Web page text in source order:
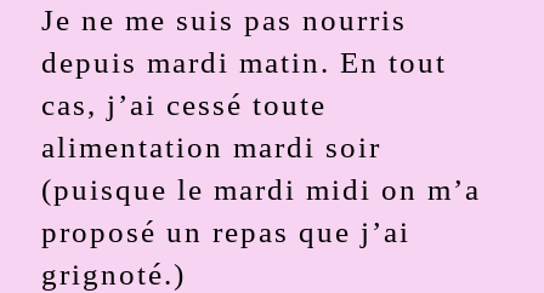
Je ne me suis pas nourris
depuis mardi matin. En tout
cas, j’ai cessé toute
alimentation mardi soir
(puisque le mardi midi on m’a
proposé un repas que j’ai
grignoté.)